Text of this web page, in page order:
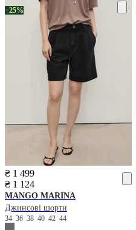
−25%
₴ 1 499
₴ 1 124
MANGO MARINA
Джинсові шорти
34 36 38 40 42 44